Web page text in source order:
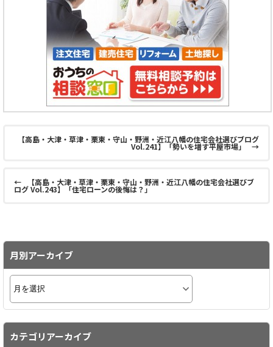
【高島・大津・草津・栗東・守山・野洲・近江八幡の住宅会社選びブログ
Vol.241】「勢いを増す平屋市場」 →
← 【高島・大津・草津・栗東・守山・野洲・近江八幡の住宅会社選びブ
ログ Vol.243】「住宅ローンの後悔は？」
月別アーカイブ
カテゴリアーカイブ